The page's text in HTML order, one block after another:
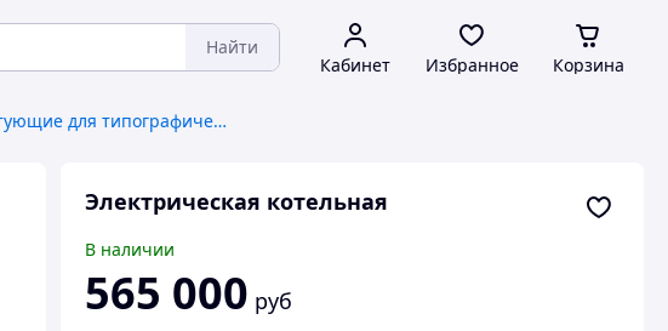
Найти
Кабинет Избранное Корзина
Комплектующие для типографического оборудования
Электрическая котельная
В наличии
565 000 руб